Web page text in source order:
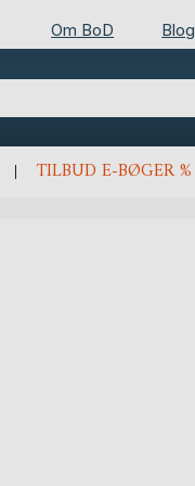
Om BoD Blog
TILBUD E-BØGER %